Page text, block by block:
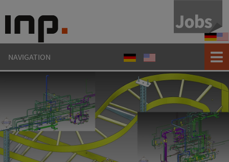
NAVIGATION ReferenzenReferences